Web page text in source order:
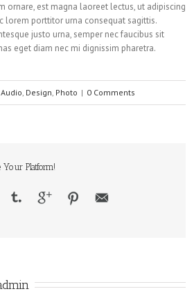
ornare, est magna laoreet lectus, ut adipiscing
lorem porttitor urna consequat sagittis.
justo urna, semper nec faucibus sit
eget diam nec mi dignissim pharetra.
Audio, Design, Photo | 0 Comments
Your Platform!